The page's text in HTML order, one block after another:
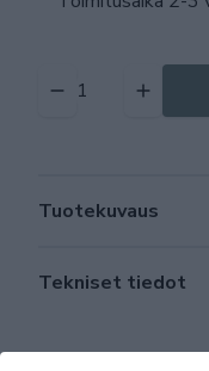
Tuotekuvaus
Tekniset tiedot